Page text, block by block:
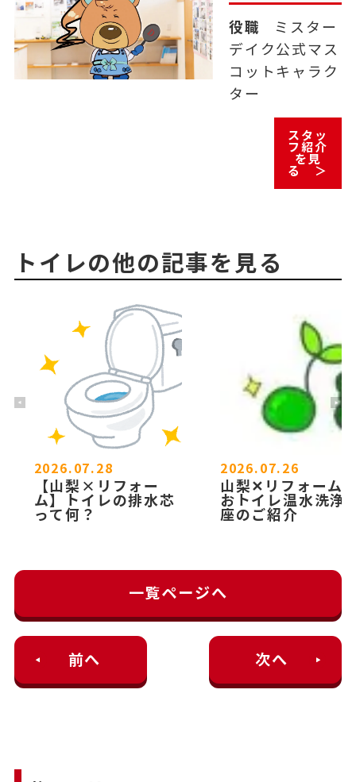
役職
ミスター
デイク公式マス
コットキャラク
ター
スタッ
フ紹介
を見
る ＞
トイレの他の記事を見る
2026.07.28
【山梨×リフォー
ム】トイレの排水芯
って何？
2026.07.26
山梨✕リフォーム
おトイレ温水洗浄
座のご紹介
前へ
一覧ページへ
次へ